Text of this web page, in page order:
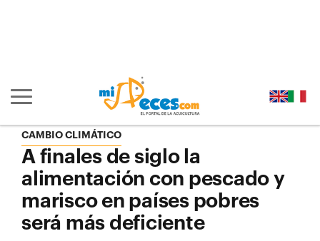
Mostrar/ocultar navegación principal
CAMBIO CLIMÁTICO
A finales de siglo la
alimentación con pescado y
marisco en países pobres
será más deficiente